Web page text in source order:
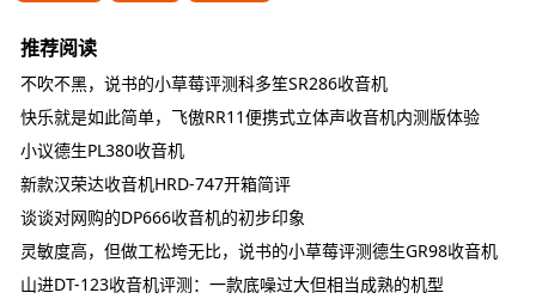
推荐阅读
不吹不黑，说书的小草莓评测科多笙SR286收音机
快乐就是如此简单，飞傲RR11便携式立体声收音机内测版体验
小议德生PL380收音机
新款汉荣达收音机HRD-747开箱简评
谈谈对网购的DP666收音机的初步印象
灵敏度高，但做工松垮无比，说书的小草莓评测德生GR98收音机
山进DT-123收音机评测：一款底噪过大但相当成熟的机型